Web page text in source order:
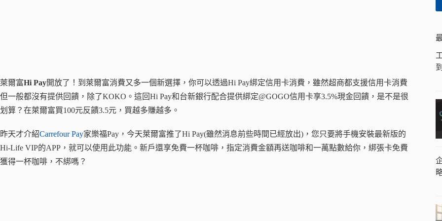
萊爾富Hi Pay開放了！到萊爾富消費又多一個新選擇，你可以透過Hi Pay綁定信用卡消費，雖然超商都支援信用卡消費
但一般都沒有提供回饋，除了KOKO。這回Hi Pay和台新銀行配合提供綁定@GOGO信用卡享3.5%現金回饋，是不是很
划算？在萊爾富買100元反饋3.5元，買越多賺越多。
昨天才介紹Carrefour Pay家樂福Pay，今天萊爾富推了Hi Pay(雖然消息前些時間已經放出)，您只要將手機安裝最新版的
Hi-Life VIP的APP，就可以使用此功能。新戶還享免費一杯咖啡，指定消費金額再送咖啡和一萬點數給你，綁張卡免費
獲得一杯咖啡，不綁嗎？